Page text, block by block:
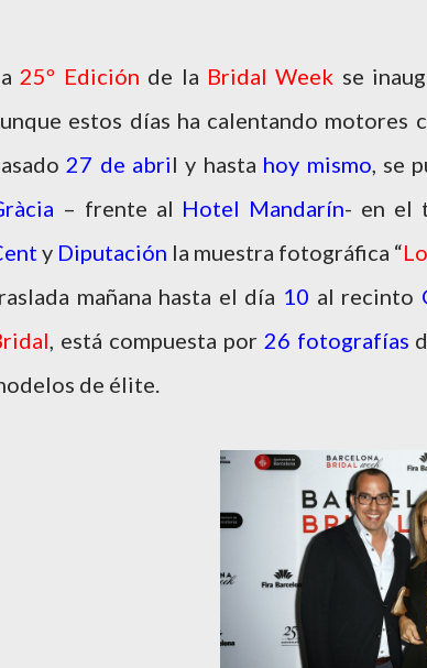
25º Edición de la Bridal Week se
estos días ha calentando motores
27 de abril y hasta hoy mismo, se
– frente al Hotel Mandarín- en el
y Diputación la muestra fotográfica “
mañana hasta el día 10 al recinto
, está compuesta por 26 fotografías
de élite.